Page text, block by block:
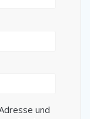
und